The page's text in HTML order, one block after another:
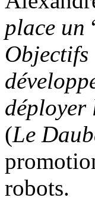
place un
Objectifs
(Le
robots.